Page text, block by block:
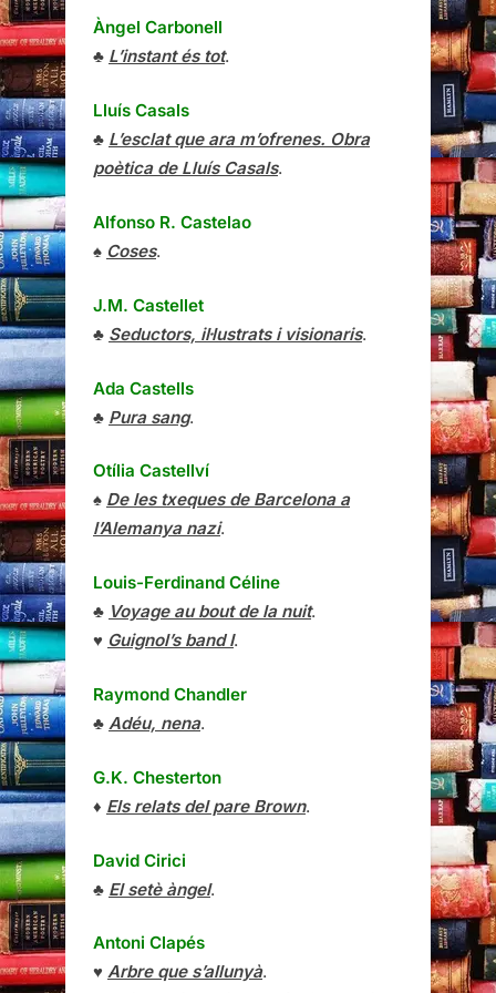
Àngel Carbonell
♣ L’instant és tot.
Lluís Casals
♣ L’esclat que ara m’ofrenes. Obra
poètica de Lluís Casals.
Alfonso R. Castelao
♠ Coses.
J.M. Castellet
♣ Seductors, il·lustrats i visionaris.
Ada Castells
♣ Pura sang.
Otília Castellví
♠ De les txeques de Barcelona a
l’Alemanya nazi.
Louis-Ferdinand Céline
♣ Voyage au bout de la nuit.
♥ Guignol’s band I.
Raymond Chandler
♣ Adéu, nena.
G.K. Chesterton
♦ Els relats del pare Brown.
David Cirici
♣ El setè àngel.
Antoni Clapés
♥ Arbre que s’allunyà.